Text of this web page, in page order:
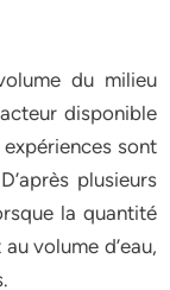
du milieu
disponible
sont
plusieurs
la quantité
volume d’eau,